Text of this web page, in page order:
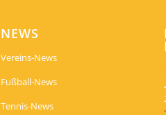
NEWS
Vereins-News
Fußball-News
Tennis-News